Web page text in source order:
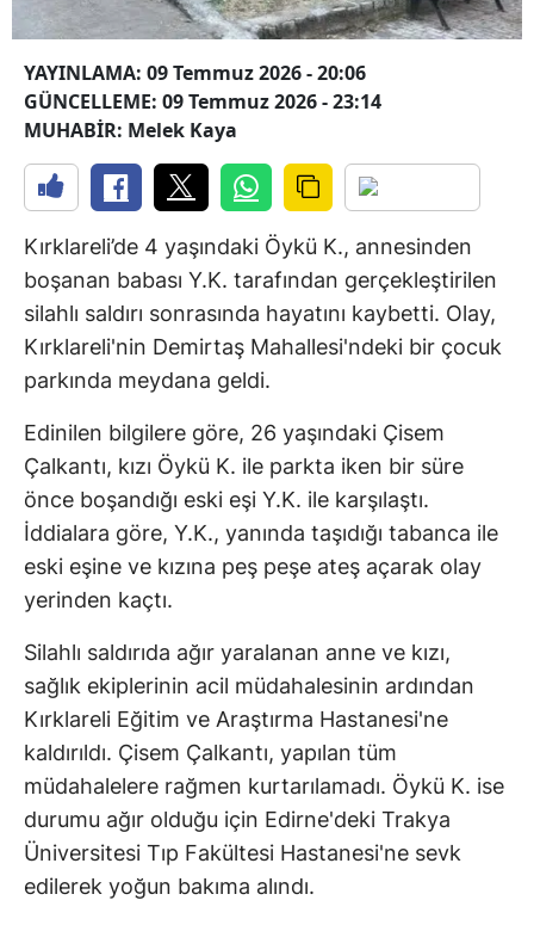
YAYINLAMA: 09 Temmuz 2026 - 20:06
GÜNCELLEME: 09 Temmuz 2026 - 23:14
MUHABİR: Melek Kaya
Kırklareli’de 4 yaşındaki Öykü K., annesinden
boşanan babası Y.K. tarafından gerçekleştirilen
silahlı saldırı sonrasında hayatını kaybetti. Olay,
Kırklareli'nin Demirtaş Mahallesi'ndeki bir çocuk
parkında meydana geldi.
Edinilen bilgilere göre, 26 yaşındaki Çisem
Çalkantı, kızı Öykü K. ile parkta iken bir süre
önce boşandığı eski eşi Y.K. ile karşılaştı.
İddialara göre, Y.K., yanında taşıdığı tabanca ile
eski eşine ve kızına peş peşe ateş açarak olay
yerinden kaçtı.
Silahlı saldırıda ağır yaralanan anne ve kızı,
sağlık ekiplerinin acil müdahalesinin ardından
Kırklareli Eğitim ve Araştırma Hastanesi'ne
kaldırıldı. Çisem Çalkantı, yapılan tüm
müdahalelere rağmen kurtarılamadı. Öykü K. ise
durumu ağır olduğu için Edirne'deki Trakya
Üniversitesi Tıp Fakültesi Hastanesi'ne sevk
edilerek yoğun bakıma alındı.